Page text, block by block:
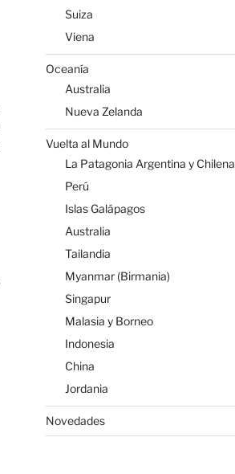
Suiza
Viena
Oceanía
Australia
Nueva Zelanda
Vuelta al Mundo
La Patagonia Argentina y Chilena
Perú
Islas Galápagos
Australia
Tailandia
Myanmar (Birmania)
Singapur
Malasia y Borneo
Indonesia
China
Jordania
Novedades